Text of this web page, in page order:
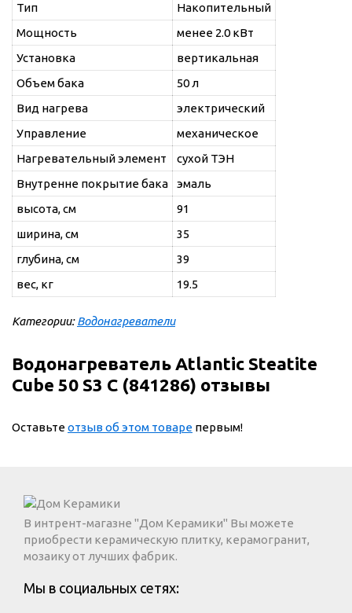
Тип
Накопительный
Мощность
менее 2.0 кВт
Установка
вертикальная
Объем бака
50 л
Вид нагрева
электрический
Управление
механическое
Нагревательный элемент
сухой ТЭН
Внутренне покрытие бака
эмаль
высота, см
91
ширина, см
35
глубина, см
39
вес, кг
19.5
Категории:Водонагреватели
Водонагреватель Atlantic Steatite
Cube 50 S3 C (841286) отзывы
Оставьтеотзыв об этом товаре первым!
В интрент-магазне "Дом Керамики" Вы можете
приобрести керамическую плитку, керамогранит,
мозаику от лучших фабрик.
Мы в социальных сетях: